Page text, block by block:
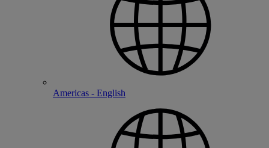
Americas - English